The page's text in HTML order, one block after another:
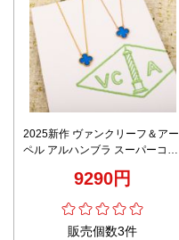
2025新作 ヴァンクリーフ＆アー
ペル アルハンブラ スーパーコピ
ックレス 数量限定入荷
9290円
販売個数3件